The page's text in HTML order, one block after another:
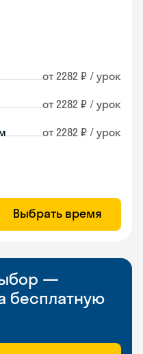
от 2282 ₽ / урок
от 2282 ₽ / урок
от 2282 ₽ / урок
Выбрать время
—
бесплатную